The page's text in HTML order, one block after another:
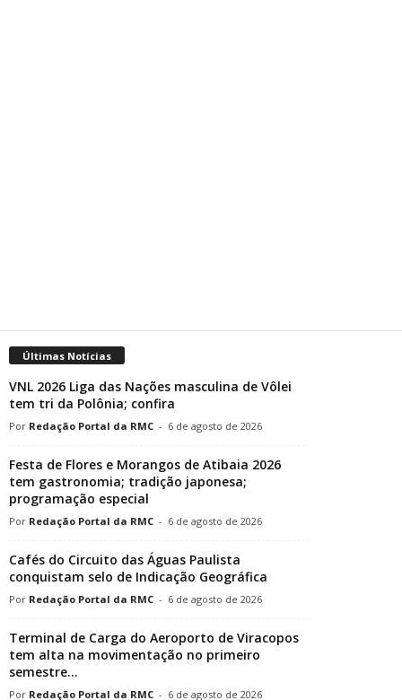
Últimas Notícias
VNL 2026 Liga das Nações masculina de Vôlei
tem tri da Polônia; confira
Redação Portal da RMC - 6 de agosto de 2026
Festa de Flores e Morangos de Atibaia 2026
tem gastronomia; tradição japonesa;
programação especial
Redação Portal da RMC - 6 de agosto de 2026
Cafés do Circuito das Águas Paulista
conquistam selo de Indicação Geográfica
Redação Portal da RMC - 6 de agosto de 2026
Terminal de Carga do Aeroporto de Viracopos
tem alta na movimentação no primeiro
semestre...
Redação Portal da RMC - 6 de agosto de 2026